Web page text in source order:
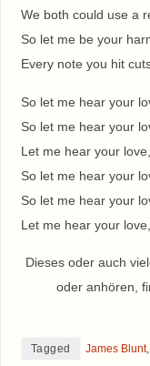
We both could use a
So let me be your
Every note you hit
So let me hear your
So let me hear your
Let me hear your
So let me hear your
So let me hear your
Let me hear your
Dieses oder auch
oder anhören,
Tagged James Blunt,